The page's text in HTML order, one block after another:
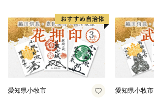
愛知県小牧市 愛知県小牧市